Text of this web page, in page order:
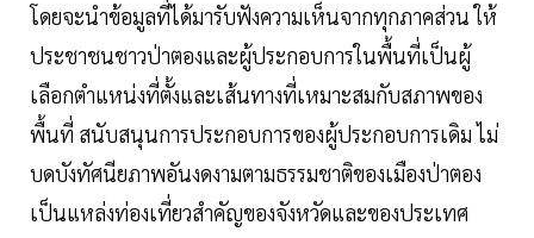
โดยจะนำข้อมูลที่ได้มารับฟังความเห็นจากทุกภาคส่วน ให้
ประชาชนชาวป่าตองและผู้ประกอบการในพื้นที่เป็นผู้
เลือกตำแหน่งที่ตั้งและเส้นทางที่เหมาะสมกับสภาพของ
พื้นที่ สนับสนุนการประกอบการของผู้ประกอบการเดิม ไม่
บดบังทัศนียภาพอันงดงามตามธรรมชาติของเมืองป่าตอง
เป็นแหล่งท่องเที่ยวสำคัญของจังหวัดและของประเทศ